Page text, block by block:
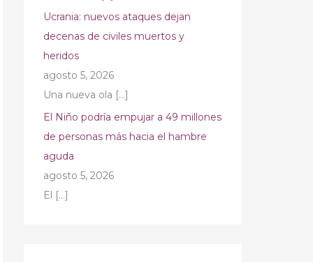
Ucrania: nuevos ataques dejan
decenas de civiles muertos y
heridos
agosto 5, 2026
Una nueva ola […]
El Niño podría empujar a 49 millones
de personas más hacia el hambre
aguda
agosto 5, 2026
El […]